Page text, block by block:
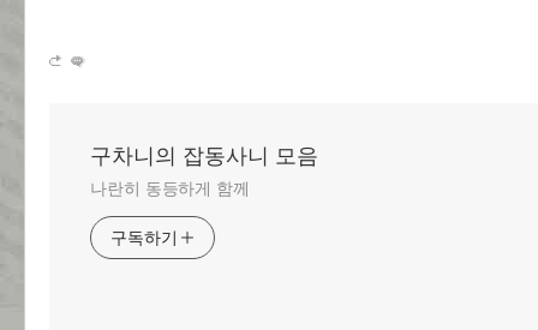
구차니의 잡동사니 모음
나란히 동등하게 함께
구독하기